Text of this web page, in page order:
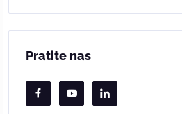
Pratite nas